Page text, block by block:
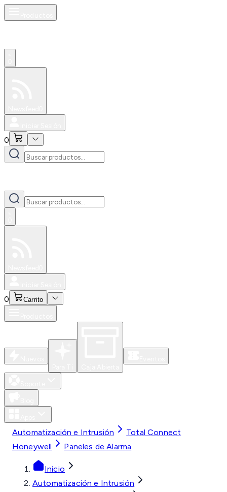
0
0 Carrito
Automatización e Intrusión
Total Connect
Honeywell
Paneles de Alarma
Inicio
Automatización e Intrusión